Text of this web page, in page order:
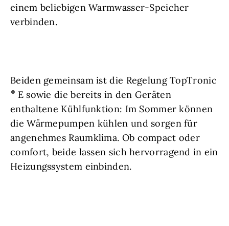
einem beliebigen Warmwasser-Speicher
verbinden.
Beiden gemeinsam ist die Regelung TopTronic
E sowie die bereits in den Geräten
enthaltene Kühlfunktion: Im Sommer können
die Wärmepumpen kühlen und sorgen für
angenehmes Raumklima. Ob compact oder
comfort, beide lassen sich hervorragend in ein
Heizungssystem einbinden.